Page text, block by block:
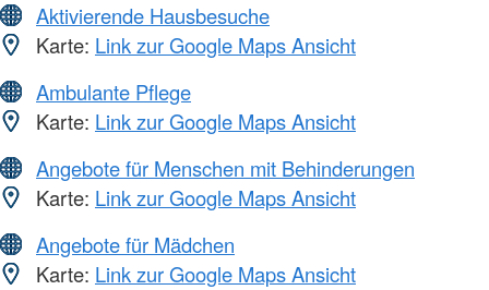
Aktivierende Hausbesuche
Karte: Link zur Google Maps Ansicht
Ambulante Pflege
Karte: Link zur Google Maps Ansicht
Angebote für Menschen mit Behinderungen
Karte: Link zur Google Maps Ansicht
Angebote für Mädchen
Karte: Link zur Google Maps Ansicht